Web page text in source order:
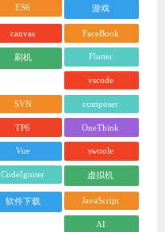
ES6 游戏
canvas FaceBook
刷机 Flutter
vscode
SVN composer
TP6 OneThink
Vue swoole
CodeIgniter 虚拟机
软件下载 JavaScript
AI